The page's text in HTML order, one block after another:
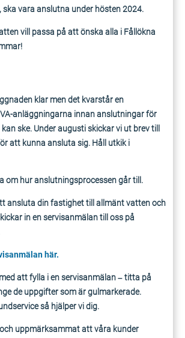
ska vara anslutna under hösten 2024.
vill passa på att önska alla i Fållökna
klar men det kvarstår en
anläggningarna innan anslutningar för
ske. Under augusti skickar vi ut brev till
att kunna ansluta sig. Håll utkik i
om hur anslutningsprocessen går till.
ansluta din fastighet till allmänt vatten och
in en servisanmälan till oss på
här.
att fylla i en servisanmälan – titta på
de uppgifter som är gulmarkerade.
så hjälper vi dig.
uppmärksammat att våra kunder